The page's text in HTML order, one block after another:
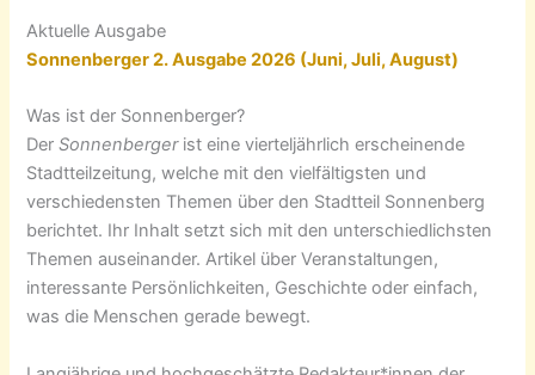
Aktuelle Ausgabe
Sonnenberger 2. Ausgabe 2026 (Juni, Juli, August)
Was ist der Sonnenberger?
DerSonnenbergerist eine vierteljährlich erscheinende
Stadtteilzeitung, welche mit den vielfältigsten und
verschiedensten Themen über den Stadtteil Sonnenberg
berichtet. Ihr Inhalt setzt sich mit den unterschiedlichsten
Themen auseinander. Artikel über Veranstaltungen,
interessante Persönlichkeiten, Geschichte oder einfach,
was die Menschen gerade bewegt.